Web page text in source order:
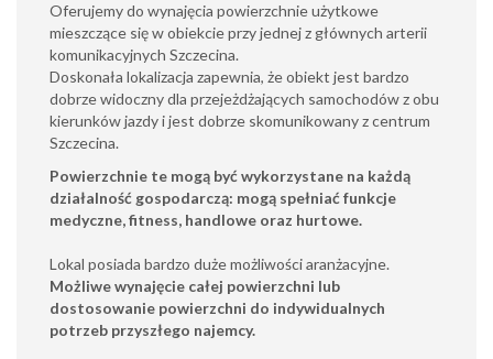
Oferujemy do wynajęcia powierzchnie użytkowe
mieszczące się w obiekcie przy jednej z głównych arterii
komunikacyjnych Szczecina.
Doskonała lokalizacja zapewnia, że obiekt jest bardzo
dobrze widoczny dla przejeżdżających samochodów z obu
kierunków jazdy i jest dobrze skomunikowany z centrum
Szczecina.
Powierzchnie te mogą być wykorzystane na każdą
działalność gospodarczą: mogą spełniać funkcje
medyczne, fitness, handlowe oraz hurtowe.
Lokal posiada bardzo duże możliwości aranżacyjne.
Możliwe wynajęcie całej powierzchni lub
dostosowanie powierzchni do indywidualnych
potrzeb przyszłego najemcy.